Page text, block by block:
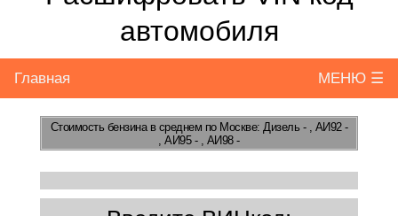
автомобиля
Главная МЕНЮ ☰
Стоимость бензинав среднем по Москве: Дизель - , АИ92 -
, АИ95 - , АИ98 -